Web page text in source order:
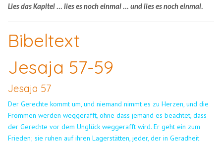
Lies das Kapitel ... lies es noch einmal ... und lies es noch einmal.
Bibeltext
Jesaja 57-59
Jesaja 57
Der Gerechte kommt um, und niemand nimmt es zu Herzen, und die
Frommen werden weggerafft, ohne dass jemand es beachtet, dass
der Gerechte vor dem Unglück weggerafft wird.Er geht ein zum
Frieden; sie ruhen auf ihren Lagerstätten, jeder, der in Geradheit